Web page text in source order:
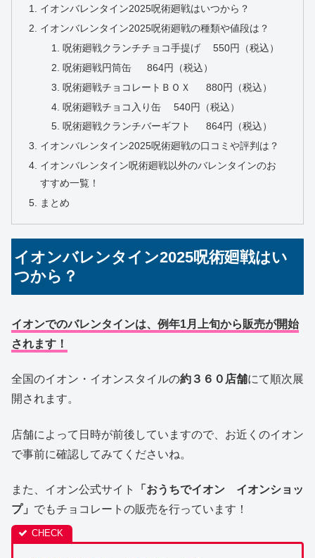
イオンバレンタイン2025呪術廻戦はいつから？
イオンバレンタイン2025呪術廻戦の種類や値段は？
呪術廻戦クランチチョコ手提げ 550円（税込）
呪術廻戦円筒缶 864円（税込）
呪術廻戦チョコレートＢＯＸ 880円（税込）
呪術廻戦チョコ入り缶 540円（税込）
呪術廻戦クランチバーギフト 864円（税込）
イオンバレンタイン2025呪術廻戦の口コミや評判は？
イオンバレンタイン呪術廻戦以外のバレンタインのお
すすめ一覧！
まとめ
イオンバレンタイン2025呪術廻戦はい
つから？
イオンでのバレンタインは、例年1月上旬から販売が開始
されます！
全国のイオン・イオンスタイルの約３６０店舗にて順次展
開されます。
店舗によって 日時が前後していますので、お近くのイオン
で事前に確認してみてくださいね。
また、イオン公式サイト
「おうちでイオン イオンショッ
プ」 でもチョコレートの販売を行っています！